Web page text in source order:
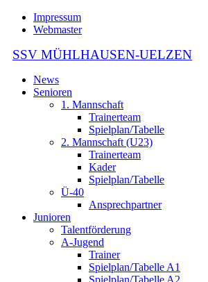
Impressum
Webmaster
SSV MÜHLHAUSEN-UELZEN
News
Senioren
1. Mannschaft
Trainerteam
Spielplan/Tabelle
2. Mannschaft (U23)
Trainerteam
Kader
Spielplan/Tabelle
Ü-40
Ansprechpartner
Junioren
Talentförderung
A-Jugend
Trainer
Spielplan/Tabelle A1
Spielplan/Tabelle A2